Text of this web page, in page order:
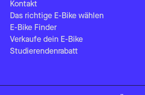
Kontakt
Das richtige E-Bike wählen
E-Bike Finder
Verkaufe dein E-Bike
Studierendenrabatt